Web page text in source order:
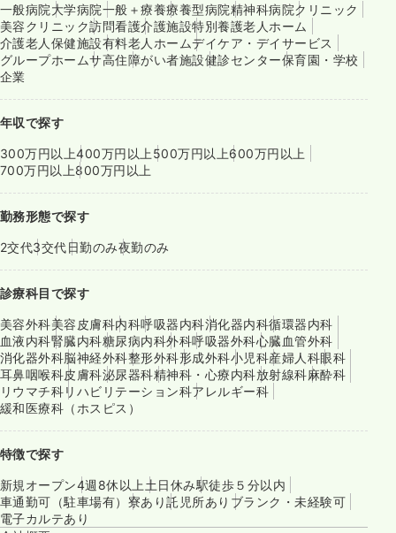
一般病院大学病院一般＋療養療養型病院精神科病院クリニック
美容クリニック訪問看護介護施設特別養護老人ホーム
介護老人保健施設有料老人ホームデイケア・デイサービス
グループホームサ高住障がい者施設健診センター保育園・学校
企業
年収で探す
300万円以上400万円以上 500万円以上600万円以上
700万円以上800万円以上
勤務形態で探す
2交代3交代日勤のみ夜勤のみ
診療科目で探す
美容外科美容皮膚科内科呼吸器内科消化器内科循環器内科
血液内科腎臓内科糖尿病内科外科呼吸器外科心臓血管外科
消化器外科脳神経外科整形外科形成外科小児科産婦人科眼科
耳鼻咽喉科皮膚科泌尿器科精神科・心療内科放射線科麻酔科
リウマチ科リハビリテーション科アレルギー科
緩和医療科（ホスピス）
特徴で探す
新規オープン4週8休以上 土日休み駅徒歩５分以内
車通勤可（駐車場有） 寮あり託児所あり ブランク・未経験可
電子カルテあり